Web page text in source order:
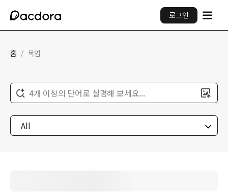
로그인
홈 / 목업
4개 이상의 단어로 설명해 보세요...
All